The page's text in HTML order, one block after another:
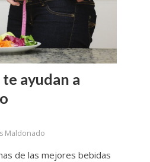
ayudan a
Maldonado
de las mejores bebidas